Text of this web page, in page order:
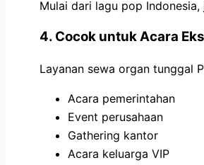
Mulai dari lagu pop
4. Cocok untuk Acara
Layanan sewa organ tunggal
Acara pemerintahan
Event perusahaan
Gathering kantor
Acara keluarga VIP